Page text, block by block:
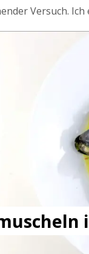
Versuch.